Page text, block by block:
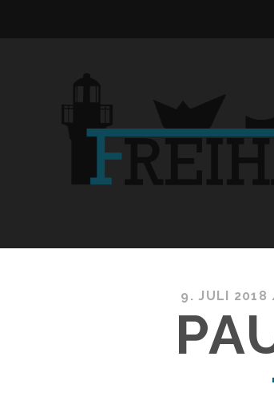
9. JULI